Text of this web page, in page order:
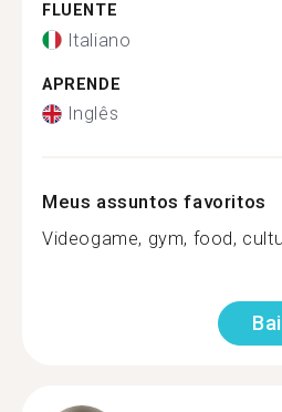
FLUENTE
Italiano
APRENDE
Inglês
Meus assuntos favoritos
Videogame, gym, food,